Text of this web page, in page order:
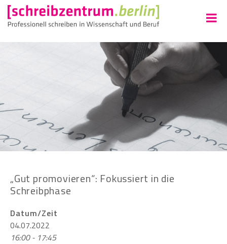
„Gut promovieren“: Fokussiert in die
Schreibphase
Datum/Zeit
04.07.2022
16:00 - 17:45